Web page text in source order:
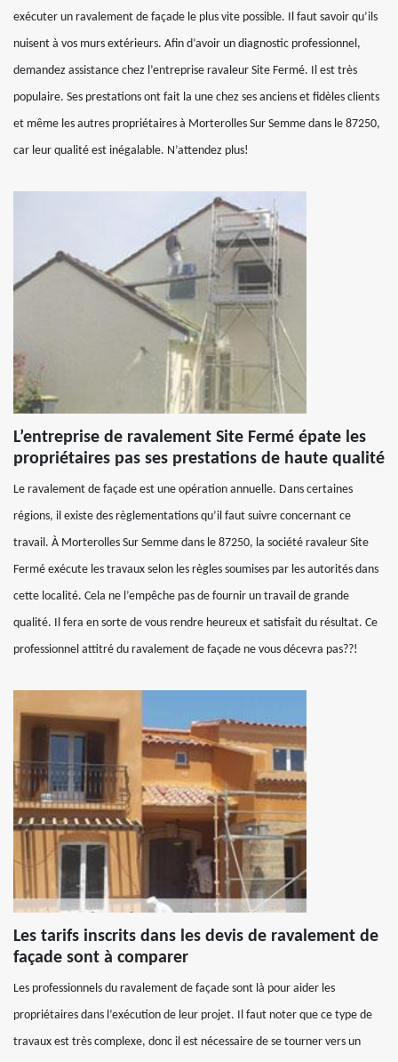
exécuter un ravalement de façade le plus vite possible. Il faut savoir qu’ils
nuisent à vos murs extérieurs. Afin d’avoir un diagnostic professionnel,
demandez assistance chez l’entreprise ravaleur Site Fermé. Il est très
populaire. Ses prestations ont fait la une chez ses anciens et fidèles clients
et même les autres propriétaires à Morterolles Sur Semme dans le 87250,
car leur qualité est inégalable. N’attendez plus!
L’entreprise de ravalement Site Fermé épate les
propriétaires pas ses prestations de haute qualité
Le ravalement de façade est une opération annuelle. Dans certaines
régions, il existe des règlementations qu’il faut suivre concernant ce
travail. À Morterolles Sur Semme dans le 87250, la société ravaleur Site
Fermé exécute les travaux selon les règles soumises par les autorités dans
cette localité. Cela ne l’empêche pas de fournir un travail de grande
qualité. Il fera en sorte de vous rendre heureux et satisfait du résultat. Ce
professionnel attitré du ravalement de façade ne vous décevra pas??!
Les tarifs inscrits dans les devis de ravalement de
façade sont à comparer
Les professionnels du ravalement de façade sont là pour aider les
propriétaires dans l’exécution de leur projet. Il faut noter que ce type de
travaux est très complexe, donc il est nécessaire de se tourner vers un